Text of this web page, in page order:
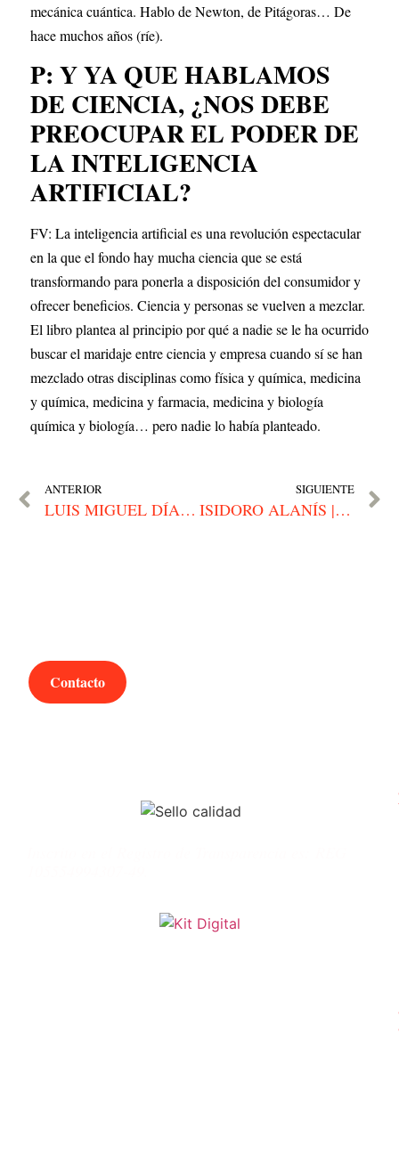
mecánica cuántica. Hablo de Newton, de Pitágoras… De
hace muchos años (ríe).
P: Y YA QUE HABLAMOS
DE CIENCIA, ¿NOS DEBE
PREOCUPAR EL PODER DE
LA INTELIGENCIA
ARTIFICIAL?
FV: La inteligencia artificial es una revolución espectacular
en la que el fondo hay mucha ciencia que se está
transformando para ponerla a disposición del consumidor y
ofrecer beneficios. Ciencia y personas se vuelven a mezclar.
El libro plantea al principio por qué a nadie se le ha ocurrido
buscar el maridaje entre ciencia y empresa cuando sí se han
mezclado otras disciplinas como física y química, medicina
y química, medicina y farmacia, medicina y biología
química y biología… pero nadie lo había planteado.
ANTERIOR
LUIS MIGUEL DÍAZ-MECO | “Queremos marcas asimilables a las personas, que respiren el mismo aire que el público al que se dirigen”
SIGUIENTE
ISIDORO ALANÍS | «Innovación y digitalización son las principales herramientas que tenemos las empresas para seguir creciendo y ser más competitivas»
Contacto